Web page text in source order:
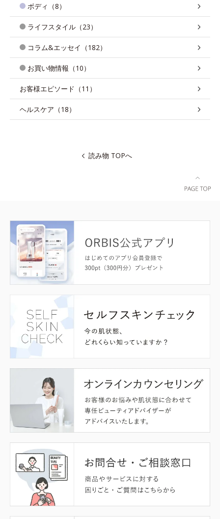
ボディ（8）
ライフスタイル（23）
コラム&エッセイ（182）
お買い物情報（10）
お客様エピソード（11）
ヘルスケア（18）
読み物 TOPへ